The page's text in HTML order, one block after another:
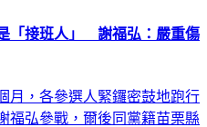
「接班人」 謝福弘：嚴重傷
月，各參選人緊鑼密鼓地跑行
福弘參戰，爾後同黨籍苗栗縣